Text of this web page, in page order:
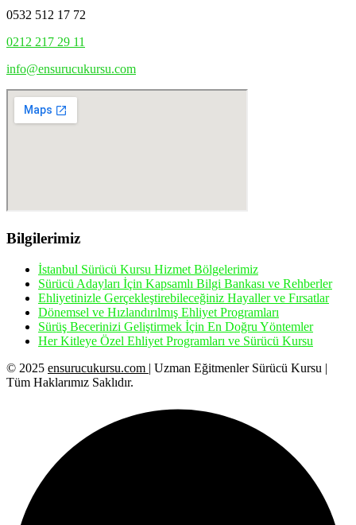
0532 512 17 72
0212 217 29 11
info@ensurucukursu.com
Bilgilerimiz
İstanbul Sürücü Kursu Hizmet Bölgelerimiz
Sürücü Adayları İçin Kapsamlı Bilgi Bankası ve Rehberler
Ehliyetinizle Gerçekleştirebileceğiniz Hayaller ve Fırsatlar
Dönemsel ve Hızlandırılmış Ehliyet Programları
Sürüş Becerinizi Geliştirmek İçin En Doğru Yöntemler
Her Kitleye Özel Ehliyet Programları ve Sürücü Kursu
© 2025 ensurucukursu.com | Uzman Eğitmenler Sürücü Kursu |
Tüm Haklarımız Saklıdır.